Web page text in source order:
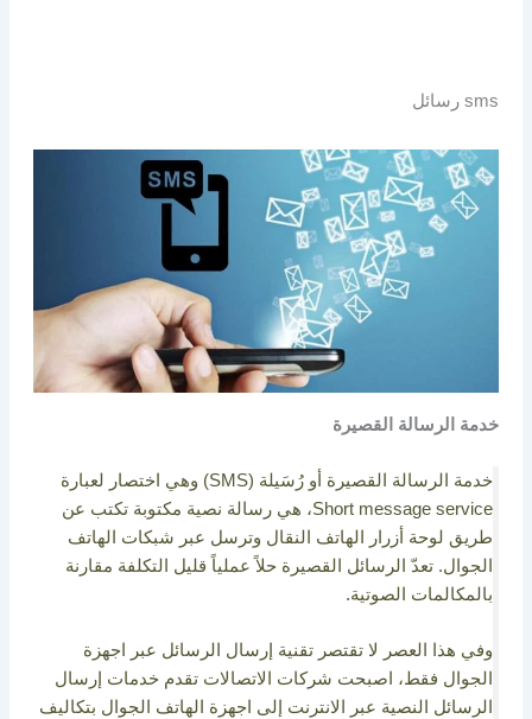
sms رسائل
خدمة الرسالة القصيرة
خدمة الرسالة القصيرة أو رُسَيلة (SMS) وهي اختصار لعبارة
Short message service، هي رسالة نصية مكتوبة تكتب عن
طريق لوحة أزرار الهاتف النقال وترسل عبر شبكات الهاتف
الجوال. تعدّ الرسائل القصيرة حلاً عملياً قليل التكلفة مقارنة
بالمكالمات الصوتية.
وفي هذا العصر لا تقتصر تقنية إرسال الرسائل عبر اجهزة
الجوال فقط، اصبحت شركات الاتصالات تقدم خدمات إرسال
الرسائل النصية عبر الانترنت إلى اجهزة الهاتف الجوال بتكاليف